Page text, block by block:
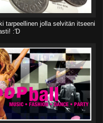
tarpeellinen jolla selvitän itseeni
:'D